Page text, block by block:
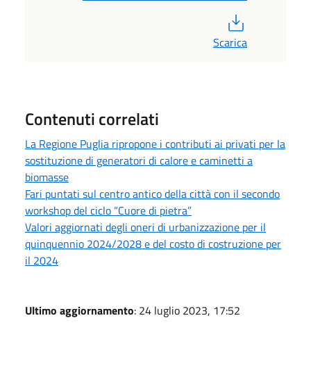
Scarica
Contenuti correlati
La Regione Puglia ripropone i contributi ai privati per la
sostituzione di generatori di calore e caminetti a
biomasse
Fari puntati sul centro antico della città con il secondo
workshop del ciclo “Cuore di pietra”
Valori aggiornati degli oneri di urbanizzazione per il
quinquennio 2024/2028 e del costo di costruzione per
il 2024
Ultimo aggiornamento: 24 luglio 2023, 17:52